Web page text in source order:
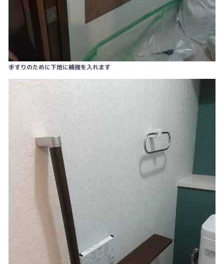
手すりのために下地に補強を入れます
正面の壁はアクセントクロスで空間を引き締めます